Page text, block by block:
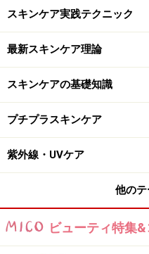
ハスカップ ポリフェノー
トンからたった1リット
天然エッセンシャルオイ
上る香りに酔いしれてし
りやすいミディアムサイ
鹸は泡立てるのが面倒
敏感肌でもエイジ
刺激の洗顔フォー
スキンケア実践テクニック
最新スキンケア理論
スキンケアの基礎知識
プチプラスキンケア
紫外線・UVケア
他の
ビューティ特集